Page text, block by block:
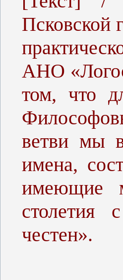
Псковской
АНО
том, что
ветви мы
имена,
имеющие
честен».